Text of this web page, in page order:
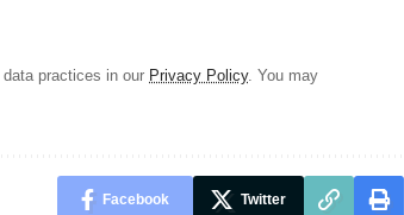
practices in our Privacy Policy. You may
Facebook Twitter